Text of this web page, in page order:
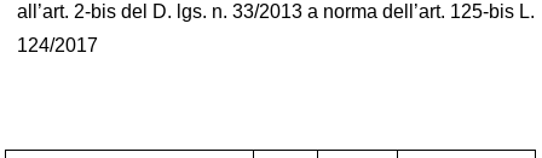
all’art. 2-bis del D. lgs. n. 33/2013 a norma dell’art. 125-bis L.
124/2017